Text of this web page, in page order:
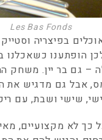
Les Bas Fonds
בפיצריה
– גם בר יין.
אבל גם מדגיש את
שישי ושבת, עם
כך לא מקצועיים,